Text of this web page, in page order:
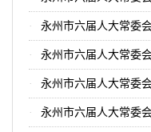
永州市六届人大常委
永州市六届人大常委
永州市六届人大常委
永州市六届人大常委